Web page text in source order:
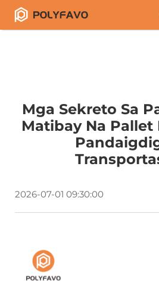
Mga Sekreto Sa
Matibay Na Pallet
2026-07-01 09:30:00